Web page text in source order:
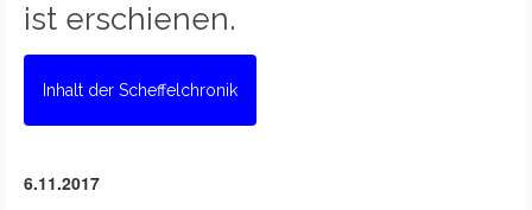
ist erschienen.
Inhalt der Scheffelchronik
6.11.2017